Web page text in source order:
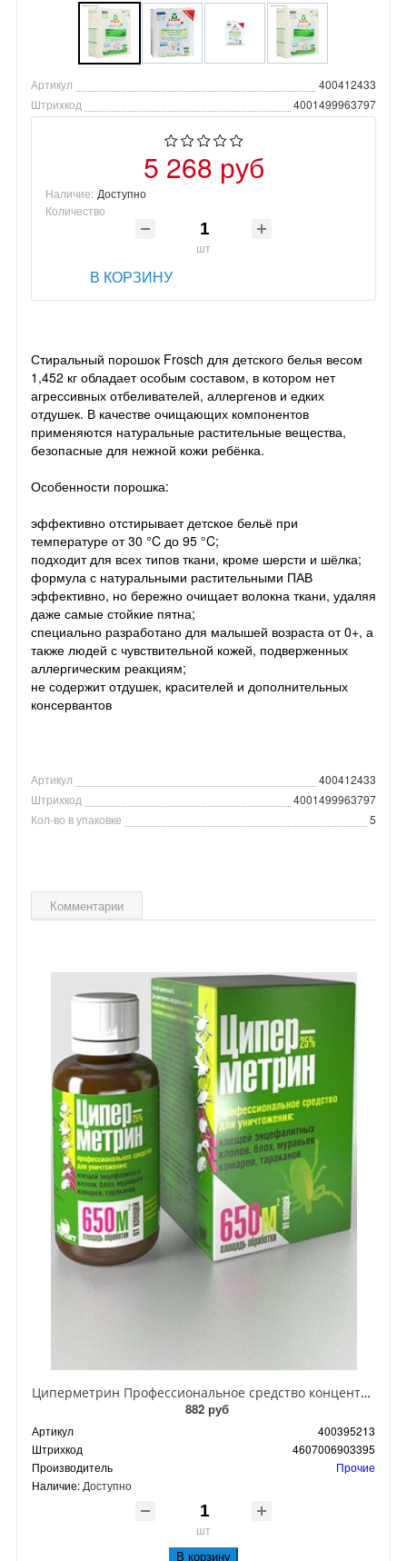
Артикул
400412433
Штрихкод
4001499963797
5 268 руб
Наличие: Доступно
Количество
шт
В КОРЗИНУ
Стиральный порошок Frosch для детского белья весом
1,452 кг обладает особым составом, в котором нет
агрессивных отбеливателей, аллергенов и едких
отдушек. В качестве очищающих компонентов
применяются натуральные растительные вещества,
безопасные для нежной кожи ребёнка.
Особенности порошка:
эффективно отстирывает детское бельё при
температуре от 30 °C до 95 °C;
подходит для всех типов ткани, кроме шерсти и шёлка;
формула с натуральными растительными ПАВ
эффективно, но бережно очищает волокна ткани, удаляя
даже самые стойкие пятна;
специально разработано для малышей возраста от 0+, а
также людей с чувствительной кожей, подверженных
аллергическим реакциям;
не содержит отдушек, красителей и дополнительных
консервантов
Артикул
400412433
Штрихкод
4001499963797
Кол-во в упаковке
5
Комментарии
Циперметрин Профессиональное средство концентрат эмульсии 25% для уничтожения тараканов, мух,комаров, блох, клопов, муравьев, ос 50 мл
882 руб
Артикул
400395213
Штрихкод
4607006903395
Производитель
Прочие
Наличие: Доступно
шт
В корзину